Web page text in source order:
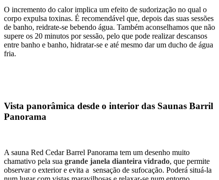
O incremento do calor implica um efeito de sudorização no qual o
corpo expulsa toxinas. É recomendável que, depois das suas sessões
de banho, reidrate-se bebendo água. Também aconselhamos que não
supere os 20 minutos por sessão, pelo que pode realizar descansos
entre banho e banho, hidratar-se e até mesmo dar um ducho de água
fria.
Vista panorâmica desde o interior das Saunas Barril
Panorama
A sauna Red Cedar Barrel Panorama tem um desenho muito
chamativo pela sua grande janela dianteira vidrado, que permite
observar o exterior e evita a sensação de sufocação. Poderá situá-la